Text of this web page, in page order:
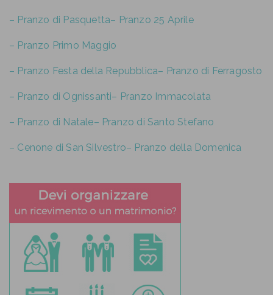
– Pranzo di Pasquetta– Pranzo 25 Aprile
– Pranzo Primo Maggio
– Pranzo Festa della Repubblica– Pranzo di Ferragosto
– Pranzo di Ognissanti– Pranzo Immacolata
– Pranzo di Natale– Pranzo di Santo Stefano
– Cenone di San Silvestro– Pranzo della Domenica